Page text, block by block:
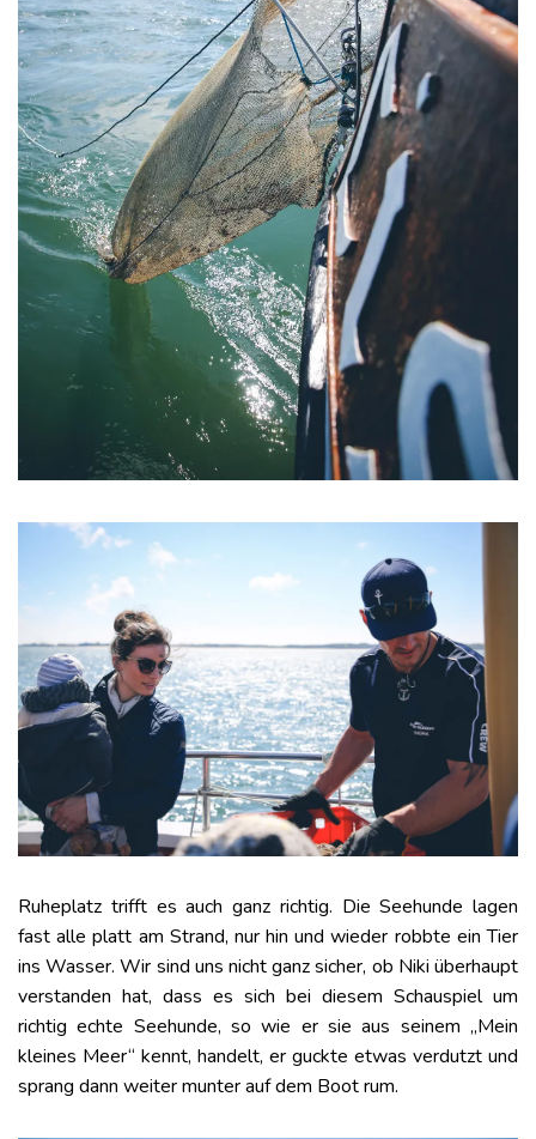
Ruheplatz trifft es auch ganz richtig. Die Seehunde lagen
fast alle platt am Strand, nur hin und wieder robbte ein Tier
ins Wasser. Wir sind uns nicht ganz sicher, ob Niki überhaupt
verstanden hat, dass es sich bei diesem Schauspiel um
richtig echte Seehunde, so wie er sie aus seinem „Mein
kleines Meer“ kennt, handelt, er guckte etwas verdutzt und
sprang dann weiter munter auf dem Boot rum.